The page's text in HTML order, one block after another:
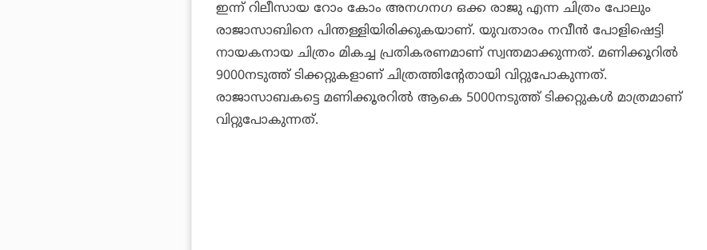
ഇന്ന് റിലീസായ റോം കോം അനഗനഗ ഒക്ക രാജു എന്ന ചിത്രം പോലും
രാജാസാബിനെ പിന്തള്ളിയിരിക്കുകയാണ്. യുവതാരം നവീന്‍ പോളിഷെട്ടി
നായകനായ ചിത്രം മികച്ച പ്രതികരണമാണ് സ്വന്തമാക്കുന്നത്. മണിക്കൂറില്‍
9000നടുത്ത് ടിക്കറ്റുകളാണ് ചിത്രത്തിന്റേതായി വിറ്റുപോകുന്നത്.
രാജാസാബകട്ടെ മണിക്കൂരറില്‍ ആകെ 5000നടുത്ത് ടിക്കറ്റുകള്‍ മാത്രമാണ്
വിറ്റുപോകുന്നത്.